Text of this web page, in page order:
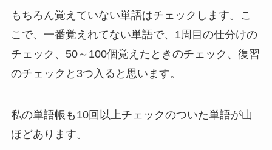
もちろん覚えていない単語はチェックします。こ
こで、一番覚えれてない単語で、1周目の仕分けの
チェック、50～100個覚えたときのチェック、復習
のチェックと3つ入ると思います。
私の単語帳も10回以上チェックのついた単語が山
ほどあります。